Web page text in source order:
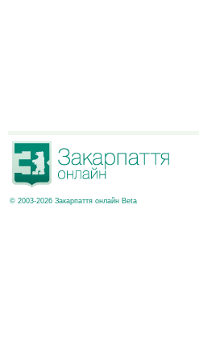
© 2003-2026 Закарпаття онлайн Beta